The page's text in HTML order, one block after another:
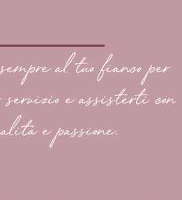
al tuo fianco per
e assisterti con
e passione.